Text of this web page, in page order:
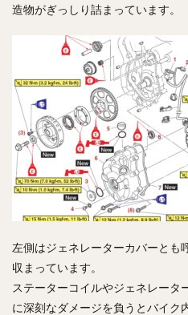
造物がぎっしり詰まっています。
左側はジェネレーターカバーとも
収まっています。
ステーターコイルやジェネレー
に深刻なダメージを負うとバイク